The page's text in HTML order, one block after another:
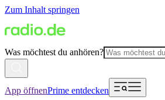
Zum Inhalt springen
Was möchtest du anhören?
App öffnenPrime entdecken